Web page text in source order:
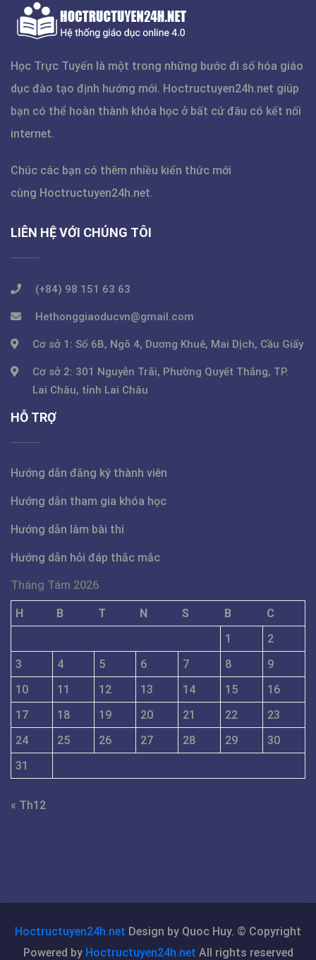
Học Trực Tuyến là một trong những bước đi số hóa giáo
dục đào tạo định hướng mới. Hoctructuyen24h.net giúp
bạn có thể hoàn thành khóa học ở bất cứ đâu có kết nối
internet.
Chúc các bạn có thêm nhiều kiến thức mới
cùng Hoctructuyen24h.net.
LIÊN HỆ VỚI CHÚNG TÔI
(+84) 98 151 63 63
Hethonggiaoducvn@gmail.com
Cơ sở 1: Số 6B, Ngõ 4, Dương Khuê, Mai Dịch, Cầu Giấy
Cơ sở 2: 301 Nguyễn Trãi, Phường Quyết Thắng, TP.
Lai Châu, tỉnh Lai Châu
HỖ TRỢ
Hướng dẫn đăng ký thành viên
Hướng dẫn tham gia khóa học
Hướng dẫn làm bài thi
Hướng dẫn hỏi đáp thắc mắc
Tháng Tám 2026
H B T N S B
C
1
2
3
4 5 6 7 8
9
10
11 12 13 14 15
16
17
18 19 20 21 22
23
24
25 26 27 28 29
30
31
« Th12
Hoctructuyen24h.net Design by Quoc Huy. © Copyright
Powered by Hoctructuyen24h.net All rights reserved